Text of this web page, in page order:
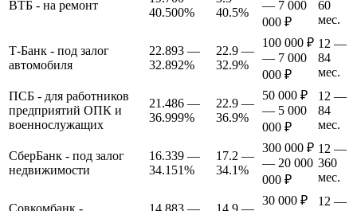
ВТБ - на ремонт
40.500%
40.5%
— 7 000
000 ₽
60
мес.
Т-Банк - под залог
автомобиля
22.893 —
32.892%
22.9 —
32.9%
100 000 ₽
— 7 000
000 ₽
12 —
84
мес.
ПСБ - для работников
предприятий ОПК и
военнослужащих
21.486 —
36.999%
22.9 —
36.9%
50 000 ₽
— 5 000
000 ₽
12 —
84
мес.
СберБанк - под залог
недвижимости
16.339 —
34.151%
17.2 —
34.1%
300 000 ₽
— 20 000
000 ₽
12 —
360
мес.
Совкомбанк -
14.883 —
14.9 —
30 000 ₽
12 —